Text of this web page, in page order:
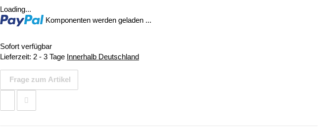
Loading...
Komponenten werden geladen ...
Sofort verfügbar
Lieferzeit: 2 - 3 Tage Innerhalb Deutschland
Frage zum Artikel